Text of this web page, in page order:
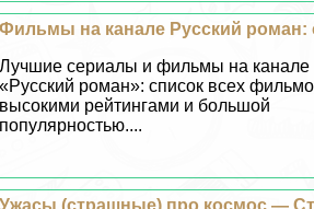
Фильмы на канале Русский
Лучшие сериалы и фильмы на канале
«Русский роман»: список всех
высокими рейтингами и большой
популярностью....
Ужасы (страшные) про космос —